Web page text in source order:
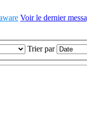
Voir le dernier
Trier par